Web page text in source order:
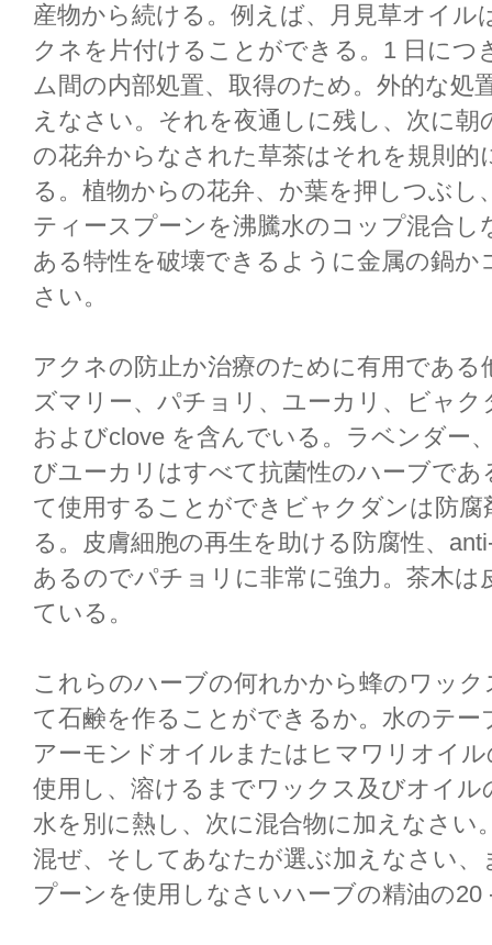
産物から続ける。例えば、月見草オイル
クネを片付けることができる。1 日につ
ム間の内部処置、取得のため。外的な処
えなさい。それを夜通しに残し、次に
の花弁からなされた草茶はそれを規則
る。植物からの花弁、か葉を押しつぶ
ティースプーンを沸騰水のコップ混合
ある特性を破壊できるように金属の鍋
さい。
アクネの防止か治療のために有用であ
ズマリー、パチョリ、ユーカリ、ビャ
およびclove を含んでいる。ラベンダー
びユーカリはすべて抗菌性のハーブで
て使用することができビャクダンは防
る。皮膚細胞の再生を助ける防腐性、
あるのでパチョリに非常に強力。茶木
ている。
これらのハーブの何れかから蜂のワッ
て石鹸を作ることができるか。水のテ
アーモンドオイルまたはヒマワリオイ
使用し、溶けるまでワックス及びオイ
水を別に熱し、次に混合物に加えなさい
混ぜ、そしてあなたが選ぶ加えなさい
プーンを使用しなさいハーブの精油の20